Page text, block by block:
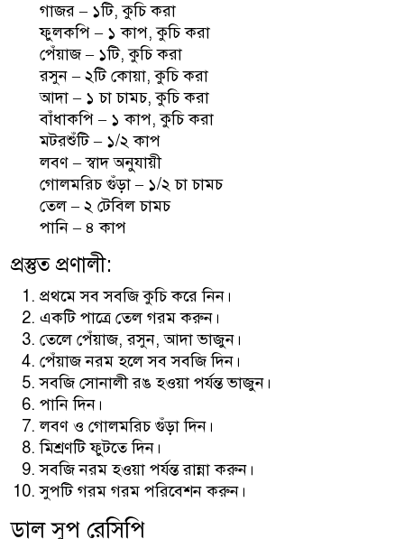
গাজর – ১টি, কুচি করা
ফুলকপি – ১ কাপ, কুচি করা
পেঁয়াজ – ১টি, কুচি করা
রসুন – ২টি কোয়া, কুচি করা
আদা – ১ চা চামচ, কুচি করা
বাঁধাকপি – ১ কাপ, কুচি করা
মটরশুঁটি – ১/২ কাপ
লবণ – স্বাদ অনুযায়ী
গোলমরিচ গুঁড়া – ১/২ চা চামচ
তেল – ২ টেবিল চামচ
পানি – ৪ কাপ
প্রস্তুত প্রণালী:
প্রথমে সব সবজি কুচি করে নিন।
একটি পাত্রে তেল গরম করুন।
তেলে পেঁয়াজ, রসুন, আদা ভাজুন।
পেঁয়াজ নরম হলে সব সবজি দিন।
সবজি সোনালী রঙ হওয়া পর্যন্ত ভাজুন।
পানি দিন।
লবণ ও গোলমরিচ গুঁড়া দিন।
মিশ্রণটি ফুটতে দিন।
সবজি নরম হওয়া পর্যন্ত রান্না করুন।
সুপটি গরম গরম পরিবেশন করুন।
ডাল সুপ রেসিপি